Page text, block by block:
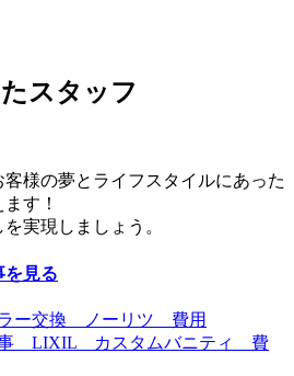
スタッフ
様の夢とライフスタイルにあった
す！
実現しましょう。
を見る
ー交換 ノーリツ 費用
LIXIL カスタムバニティ 費